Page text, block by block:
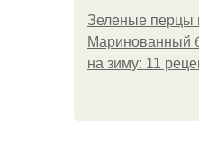
Зеленые перцы
Маринованный
на зиму: 11